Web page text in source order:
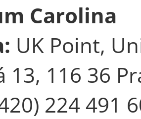
Carolina
UK Point,
13, 116 36
224 491